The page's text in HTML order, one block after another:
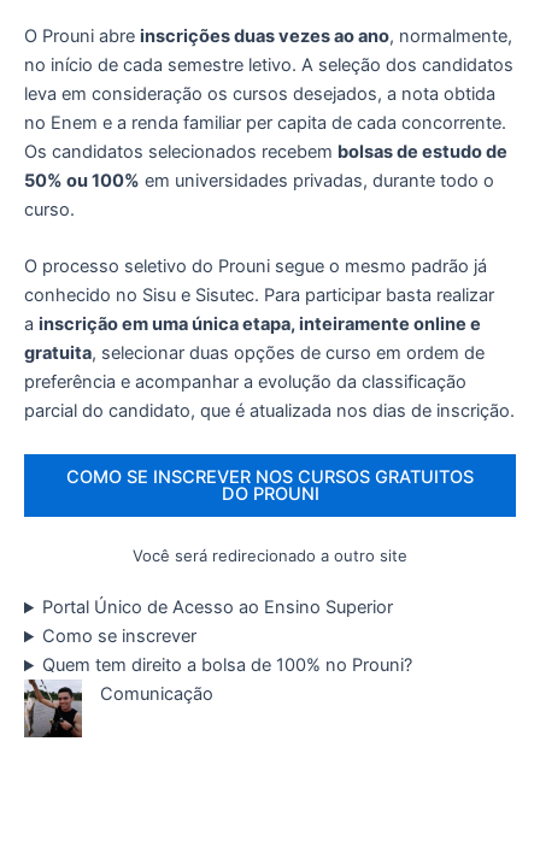
O Prouni abre inscrições duas vezes ao ano, normalmente,
no início de cada semestre letivo. A seleção dos candidatos
leva em consideração os cursos desejados, a nota obtida
no Enem e a renda familiar per capita de cada concorrente.
Os candidatos selecionados recebem bolsas de estudo de
50% ou 100% em universidades privadas, durante todo o
curso.
O processo seletivo do Prouni segue o mesmo padrão já
conhecido no Sisu e Sisutec. Para participar basta realizar
a inscrição em uma única etapa, inteiramente online e
gratuita, selecionar duas opções de curso em ordem de
preferência e acompanhar a evolução da classificação
parcial do candidato, que é atualizada nos dias de inscrição.
COMO SE INSCREVER NOS CURSOS GRATUITOS
DO PROUNI
Você será redirecionado a outro site
Portal Único de Acesso ao Ensino Superior
Como se inscrever
Quem tem direito a bolsa de 100% no Prouni?
Comunicação